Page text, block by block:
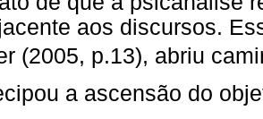
aos discursos.
(2005, p.13), abriu
a ascensão do